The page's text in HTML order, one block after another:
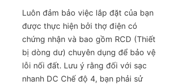
Luôn đảm bảo việc lắp đặt của bạn
được thực hiện bởi thợ điện có
chứng nhận và bao gồm RCD (Thiết
bị dòng dư) chuyên dụng để bảo vệ
lỗi nối đất. Lưu ý rằng đối với sạc
nhanh DC Chế độ 4, bạn phải sử